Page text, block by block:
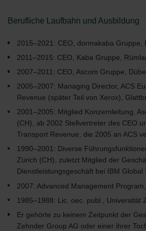
Berufliche Laufbahn und Ausbildung
2015–2021: CEO, dormakaba Gruppe,
2011–2015: CEO, Kaba Gruppe,
2007–2011: CEO, Ascom Gruppe,
2005–2007: Managing Director, ACS
Revenue (später Teil von Xerox),
2001–2005: Mitglied Konzernleitung,
(CH), ab 2002 Stellvertreter des CEO
Transport Revenue, die 2005 an ACS
1990–2001: Diverse
Zürich (CH), zuletzt Mitglied der
Dienstleistungsgeschäft bei IBM Global
2007: Advanced Management
1985–1988: Lic. oec. publ., Universität
Er gehörte zu keinem Zeitpunkt der
Zehnder Group AG oder einer ihrer